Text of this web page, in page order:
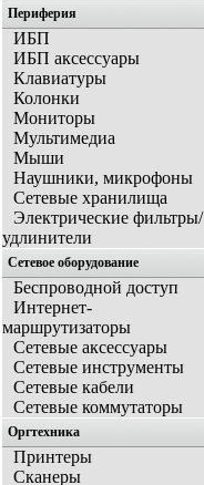
Периферия
ИБП
ИБП аксессуары
Клавиатуры
Колонки
Мониторы
Мультимедиа
Мыши
Наушники, микрофоны
Сетевые хранилища
Электрические фильтры/
удлинители
Сетевое оборудование
Беспроводной доступ
Интернет-
маршрутизаторы
Сетевые аксессуары
Сетевые инструменты
Сетевые кабели
Сетевые коммутаторы
Оргтехника
Принтеры
Сканеры